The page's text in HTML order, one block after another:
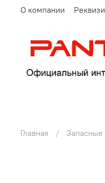
О компании
Главная Запасные